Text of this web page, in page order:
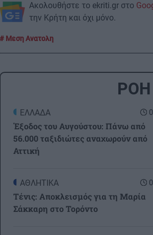
Ακολουθήστε το ekriti.gr στο
την Κρήτη και όχι μόνο.
Μεση Ανατολη
ΡΟΗ
ΕΛΛΑΔΑ
Έξοδος του Αυγούστου: Πάνω από
56.000 ταξιδιώτες αναχωρούν από
Αττική
ΑΘΛΗΤΙΚΑ
Τένις: Αποκλεισμός για τη Μαρία
Σάκκαρη στο Τορόντο